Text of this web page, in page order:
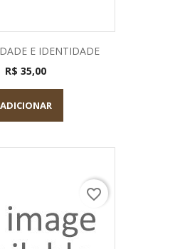
E IDENTIDADE
R$ 35,00
ADICIONAR
favorite_border